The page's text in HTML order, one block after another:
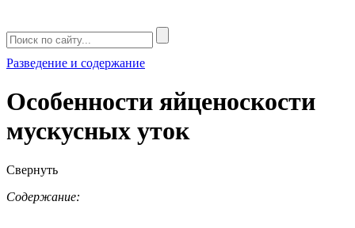
Разведение и содержание
Особенности яйценоскости
мускусных уток
Свернуть
Содержание: